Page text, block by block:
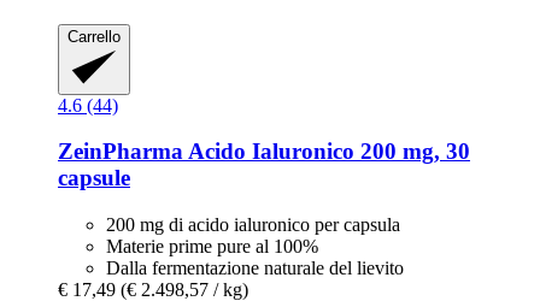
Carrello
4.6 (44)
ZeinPharmaAcido Ialuronico 200 mg, 30
capsule
200 mg di acido ialuronico per capsula
Materie prime pure al 100%
Dalla fermentazione naturale del lievito
€ 17,49 (€ 2.498,57 / kg)